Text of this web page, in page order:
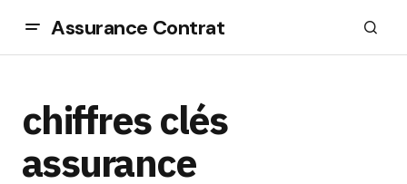
Assurance Contrat
chiffres clés
assurance